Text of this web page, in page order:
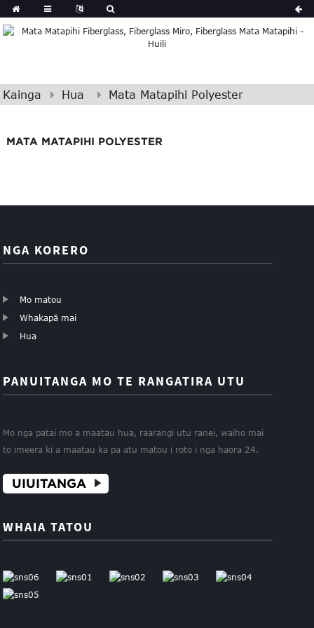
Kainga Hua Mata Matapihi Polyester
MATA MATAPIHI POLYESTER
NGA KORERO
Mo matou
Whakapā mai
Hua
PANUITANGA MO TE RANGATIRA UTU
Mo nga patai mo a maatau hua, raarangi utu ranei, waiho mai
to imeera ki a maatau ka pa atu matou i roto i nga haora 24.
UIUITANGA
WHAIA TATOU